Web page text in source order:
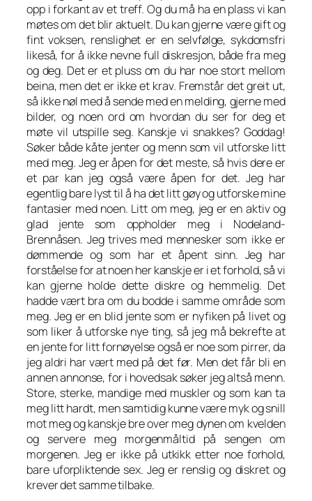
opp i forkant av et treff. Og du må ha en plass vi kan
møtes om det blir aktuelt. Du kan gjerne være gift og
fint voksen, renslighet er en selvfølge, sykdomsfri
likeså, for å ikke nevne full diskresjon, både fra meg
og deg. Det er et pluss om du har noe stort mellom
beina, men det er ikke et krav. Fremstår det greit ut,
så ikke nøl med å sende med en melding, gjerne med
bilder, og noen ord om hvordan du ser for deg et
møte vil utspille seg. Kanskje vi snakkes? Goddag!
Søker både kåte jenter og menn som vil utforske litt
med meg. Jeg er åpen for det meste, så hvis dere er
et par kan jeg også være åpen for det. Jeg har
egentlig bare lyst til å ha det litt gøy og utforske mine
fantasier med noen. Litt om meg, jeg er en aktiv og
glad jente som oppholder meg i Nodeland-
Brennåsen. Jeg trives med mennesker som ikke er
dømmende og som har et åpent sinn. Jeg har
forståelse for at noen her kanskje er i et forhold, så vi
kan gjerne holde dette diskre og hemmelig. Det
hadde vært bra om du bodde i samme område som
meg. Jeg er en blid jente som er nyfiken på livet og
som liker å utforske nye ting, så jeg må bekrefte at
en jente for litt fornøyelse også er noe som pirrer, da
jeg aldri har vært med på det før. Men det får bli en
annen annonse, for i hovedsak søker jeg altså menn.
Store, sterke, mandige med muskler og som kan ta
meg litt hardt, men samtidig kunne være myk og snill
mot meg og kanskje bre over meg dynen om kvelden
og servere meg morgenmåltid på sengen om
morgenen. Jeg er ikke på utkikk etter noe forhold,
bare uforpliktende sex. Jeg er renslig og diskret og
krever det samme tilbake.